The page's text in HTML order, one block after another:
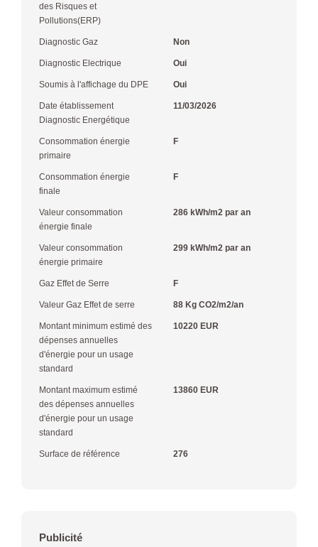
des Risques et
Pollutions(ERP)
Diagnostic Gaz Non
Diagnostic Electrique Oui
Soumis à l'affichage du DPE Oui
Date établissement
Diagnostic Energétique
11/03/2026
Consommation énergie
primaire
F
Consommation énergie
finale
F
Valeur consommation
énergie finale
286 kWh/m2 par an
Valeur consommation
énergie primaire
299 kWh/m2 par an
Gaz Effet de Serre F
Valeur Gaz Effet de serre 88 Kg CO2/m2/an
Montant minimum estimé des
dépenses annuelles
d'énergie pour un usage
standard
10220 EUR
Montant maximum estimé
des dépenses annuelles
d'énergie pour un usage
standard
13860 EUR
Surface de référence 276
Publicité